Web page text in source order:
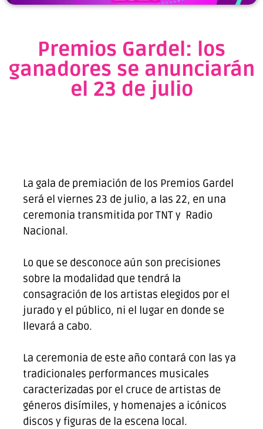
Premios Gardel: los
ganadores se anunciarán
el 23 de julio
La gala de premiación de los Premios Gardel
será el viernes 23 de julio, a las 22, en una
ceremonia transmitida por TNT y Radio
Nacional.
Lo que se desconoce aún son precisiones
sobre la modalidad que tendrá la
consagración de los artistas elegidos por el
jurado y el público, ni el lugar en donde se
llevará a cabo.
La ceremonia de este año contará con las ya
tradicionales performances musicales
caracterizadas por el cruce de artistas de
géneros disímiles, y homenajes a icónicos
discos y figuras de la escena local.